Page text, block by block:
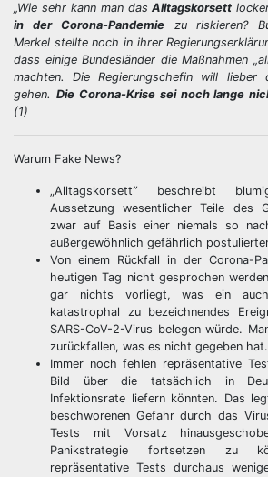
„Wie sehr kann man dasAlltagskorsett
in der Corona-Pandemiezu riskieren?
Merkel stellte noch in ihrer
dass einige Bundesländer die Maßnahmen
machten. Die Regierungschefin will lieber
gehen. Die Corona-Krise sei noch lange
(1)
Warum Fake News?
„Alltagskorsett” beschreibt
Aussetzung wesentlicher Teile des
zwar auf Basis einer niemals so
außergewöhnlich gefährlich
Von einem Rückfall in der Corona-
heutigen Tag nicht gesprochen
gar nichts vorliegt, was ein
katastrophal zu bezeichnendes
SARS-CoV-2-Virus belegen würde.
zurückfallen, was es nicht gegeben hat.
Immer noch fehlen repräsentative
Bild über die tatsächlich in
Infektionsrate liefern könnten. Das
beschworenen Gefahr durch das
Tests mit Vorsatz
Panikstrategie fortsetzen zu
repräsentative Tests durchaus